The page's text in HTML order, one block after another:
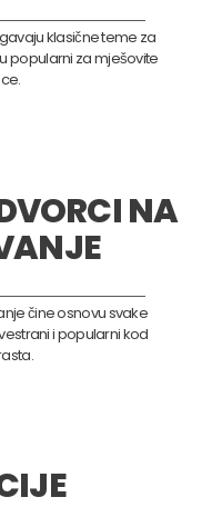
klasične teme za
popularni za mješovite
NA
čine osnovu svake
i popularni kod